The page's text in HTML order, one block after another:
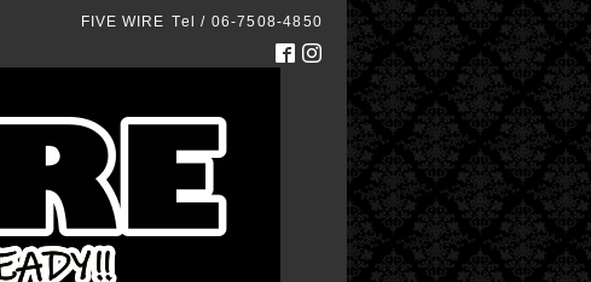
FIVE WIRE Tel / 06-7508-4850